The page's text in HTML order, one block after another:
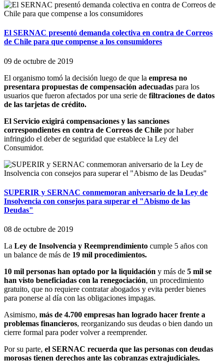
El SERNAC presentó demanda colectiva en contra de Correos
de Chile para que compense a los consumidores
09 de octubre de 2019
El organismo tomó la decisión luego de que la empresa no
presentara propuestas de compensación adecuadas para los
usuarios que fueron afectados por una serie de filtraciones de datos
de las tarjetas de crédito.
El Servicio exigirá compensaciones y las sanciones
correspondientes en contra de Correos de Chile por haber
infringido el deber de seguridad que establece la Ley del
Consumidor.
SUPERIR y SERNAC conmemoran aniversario de la Ley de
Insolvencia con consejos para superar el "Abismo de las
Deudas"
08 de octubre de 2019
La Ley de Insolvencia y Reemprendimiento cumple 5 años con
un balance de más de 19 mil procedimientos.
10 mil personas han optado por la liquidación y más de 5 mil se
han visto beneficiadas con la renegociación, un procedimiento
gratuito, que no requiere contratar abogados y evita perder bienes
para ponerse al día con las obligaciones impagas.
Asimismo, más de 4.700 empresas han logrado hacer frente a
problemas financieros, reorganizando sus deudas o bien dando un
cierre formal para poder volver a reemprender.
Por su parte, el SERNAC recuerda que las personas con deudas
morosas tienen derechos ante las cobranzas extrajudiciales.